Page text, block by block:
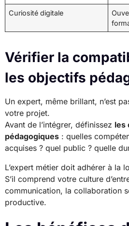
Curiosité digitale
Vérifier la
les objectifs
Un expert, même brillant, n’est
votre projet.
Avant de l’intégrer, définissez les
pédagogiques : quelles
acquises ? quel public ? quelle
L’expert métier doit adhérer à la
S’il comprend votre culture
communication, la collaboration
productive.